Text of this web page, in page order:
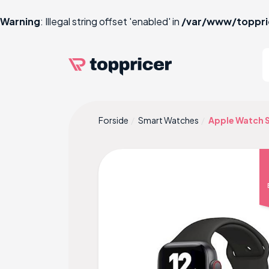
Warning: Illegal string offset 'enabled' in /var/www/
Forside Smart Watches Apple Watch